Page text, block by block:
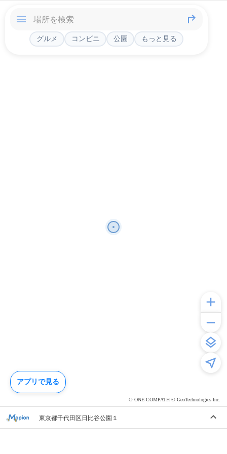
© ONE COMPATH © GeoTechnologies Inc.
グルメ コンビニ 公園 もっと見る
東京都千代田区日比谷公園１
アプリで見る